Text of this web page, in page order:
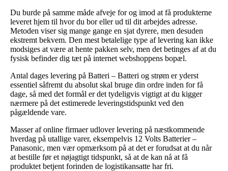
Du burde på samme måde afveje for og imod at få produkterne
leveret hjem til hvor du bor eller ud til dit arbejdes adresse.
Metoden viser sig mange gange en sjat dyrere, men desuden
ekstremt bekvem. Den mest betalelige type af levering kan ikke
modsiges at være at hente pakken selv, men det betinges af at du
fysisk befinder dig tæt på internet webshoppens bopæl.
Antal dages levering på Batteri – Batteri og strøm er yderst
essentiel såfremt du absolut skal bruge din ordre inden for få
dage, så med det formål er det tydeligvis vigtigt at du kigger
nærmere på det estimerede leveringstidspunkt ved den
pågældende vare.
Masser af online firmaer udlover levering på næstkommende
hverdag på utallige varer, eksempelvis 12 Volts Batterier –
Panasonic, men vær opmærksom på at det er forudsat at du når
at bestille før et nøjagtigt tidspunkt, så at de kan nå at få
produktet betjent forinden de logistikansatte har fri.